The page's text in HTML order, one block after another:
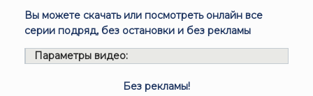
Вы можете скачать или посмотреть онлайн все
серии подряд, без остановки и без рекламы
Параметры видео:
Без рекламы!